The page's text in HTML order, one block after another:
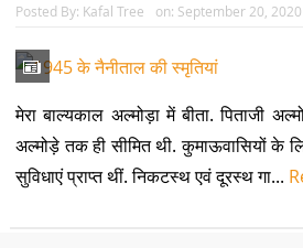
Posted By: Kafal Tree on: September 20, 2020
मेरा बाल्यकाल अल्मोड़ा में बीता. पिताजी
अल्मोड़े तक ही सीमित थी. कुमाऊवासियों के
सुविधाएं प्राप्त थीं. निकटस्थ एवं दूरस्थ गा...